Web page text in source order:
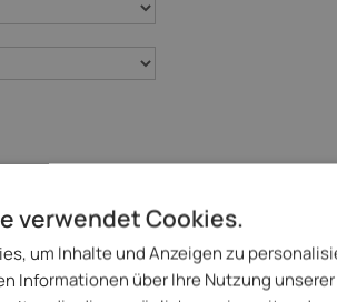
verwendet Cookies.
um Inhalte und Anzeigen zu
Informationen über Ihre Nutzung